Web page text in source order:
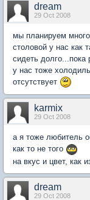
dream
29 Oct 2008
мы планируем
столовой у нас как
сидеть долго...пока
у нас тоже
отсутствует
karmix
29 Oct 2008
а я тоже любитель
как то не того
на вкус и цвет, как
dream
29 Oct 2008